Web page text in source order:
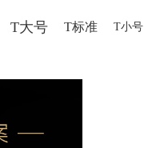
T大号 T标准 T小号